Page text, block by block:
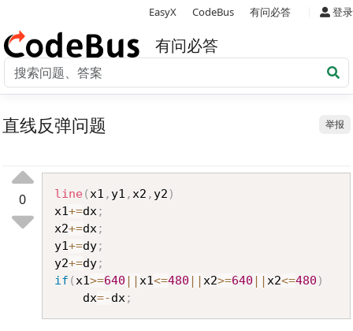
EasyX CodeBus 有问必答 登录
有问必答
举报
直线反弹问题
0 line( x1 , y1 , x2 , y2 )
x1+=dx ;
x2+=dx ;
y1+=dy;
y2+=dy;
if ( x1>=640 || x1<=480 || x2>=640 || x2<=480 )
	dx
=-dx ;